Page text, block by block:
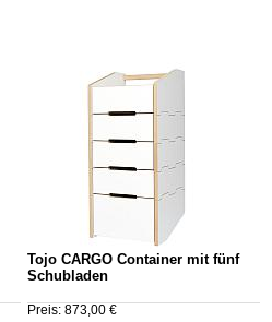
Tojo CARGO Container mit fünf
Schubladen
Preis: 873,00 €